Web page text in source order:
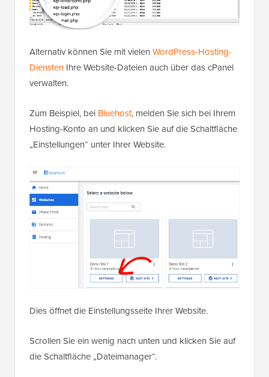
Alternativ können Sie mit vielen WordPress-Hosting-
Diensten Ihre Website-Dateien auch über das cPanel
verwalten.
Zum Beispiel, bei Bluehost, melden Sie sich bei Ihrem
Hosting-Konto an und klicken Sie auf die Schaltfläche
„Einstellungen“ unter Ihrer Website.
Dies öffnet die Einstellungsseite Ihrer Website.
Scrollen Sie ein wenig nach unten und klicken Sie auf
die Schaltfläche „Dateimanager“.